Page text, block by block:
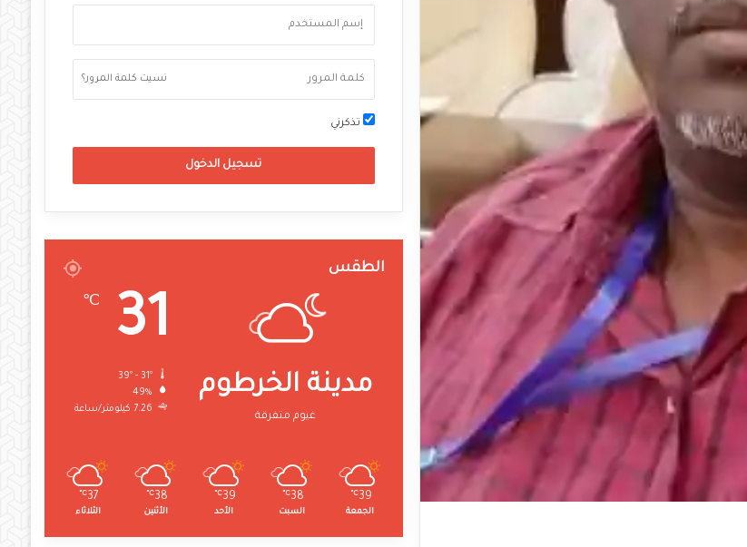
نسيت كلمة المرور؟
تذكرني
تسجيل الدخول
الطقس
مدينة الخرطوم
غيوم متفرقة
31
℃
49%
7.26 كيلومتر/ساعة
39
℃
الجمعة
38
℃
السبت
39
℃
الأحد
38
℃
الأثنين
37
℃
الثلاثاء